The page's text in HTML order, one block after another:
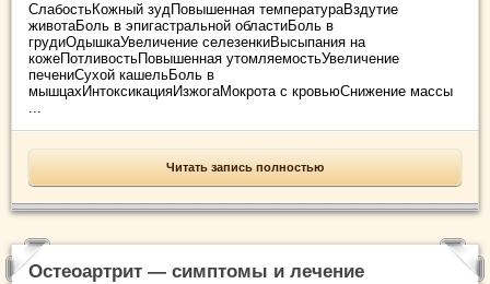
СлабостьКожный зудПовышенная температураВздутие
животаБоль в эпигастральной областиБоль в
грудиОдышкаУвеличение селезенкиВысыпания на
кожеПотливостьПовышенная утомляемостьУвеличение
печениСухой кашельБоль в
мышцахИнтоксикацияИзжогаМокрота с кровьюСнижение массы
...
Читать запись полностью
Остеоартрит — симптомы и лечение